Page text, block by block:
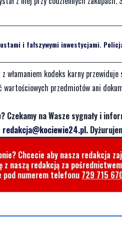
i fałszywymi inwestycjami.
włamaniem kodeks karny
przedmiotów ani
Czekamy na Wasze sygnały i
redakcja@kociewie24.pl.
Chcecie aby nasza redakcja
naszą redakcją za
pod numerem telefonu 729 715